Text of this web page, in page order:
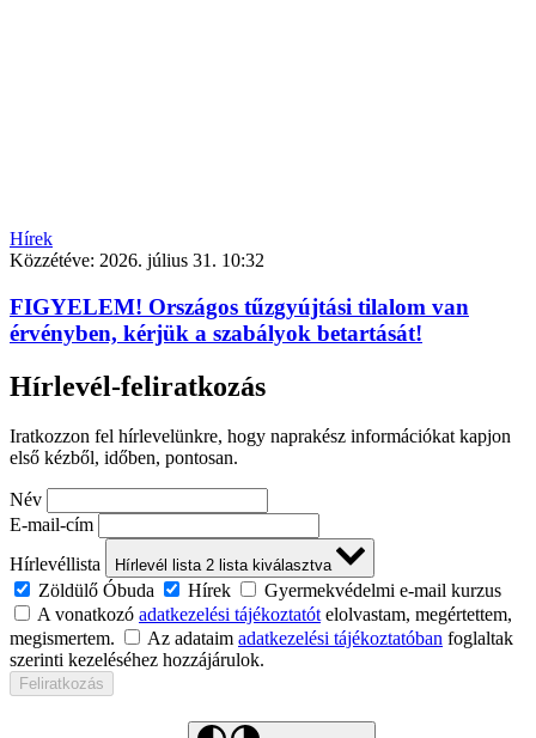
Hírek
Közzétéve: 2026. július 31. 10:32
FIGYELEM! Országos tűzgyújtási tilalom van
érvényben, kérjük a szabályok betartását!
Hírlevél-feliratkozás
Iratkozzon fel hírlevelünkre, hogy naprakész információkat kapjon
első kézből, időben, pontosan.
Név
E-mail-cím
Hírlevéllista
Hírlevél lista 2 lista kiválasztva
Zöldülő Óbuda Hírek
Gyermekvédelmi e-mail kurzus
A vonatkozó adatkezelési tájékoztatótelolvastam, megértettem,
megismertem.
Az adataim adatkezelési tájékoztatóban foglaltak
szerinti kezeléséhez hozzájárulok.
Feliratkozás